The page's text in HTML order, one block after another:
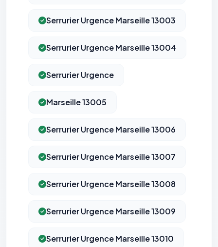
Serrurier Urgence Marseille 13003
Serrurier Urgence Marseille 13004
Serrurier Urgence
Marseille 13005
Serrurier Urgence Marseille 13006
Serrurier Urgence Marseille 13007
Serrurier Urgence Marseille 13008
Serrurier Urgence Marseille 13009
Serrurier Urgence Marseille 13010